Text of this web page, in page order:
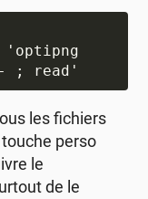
'optipng
les fichiers
perso
le
de le